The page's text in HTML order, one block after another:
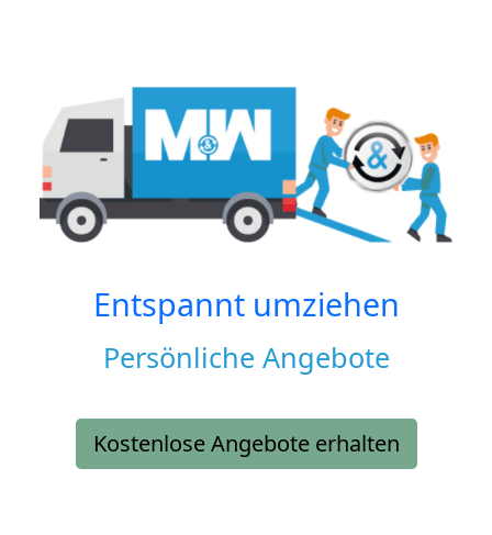
Entspannt umziehen
Persönliche Angebote
Kostenlose Angebote erhalten